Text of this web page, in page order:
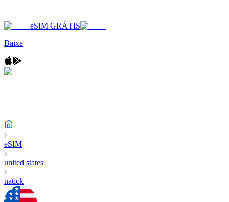
eSIM GRÁTIS
Baixe
eSIM
united states
natick